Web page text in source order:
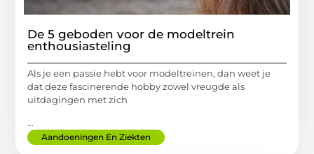
De 5 geboden voor de modeltrein
enthousiasteling
Als je een passie hebt voor modeltreinen, dan weet je
dat deze fascinerende hobby zowel vreugde als
uitdagingen met zich
...
Aandoeningen En Ziekten